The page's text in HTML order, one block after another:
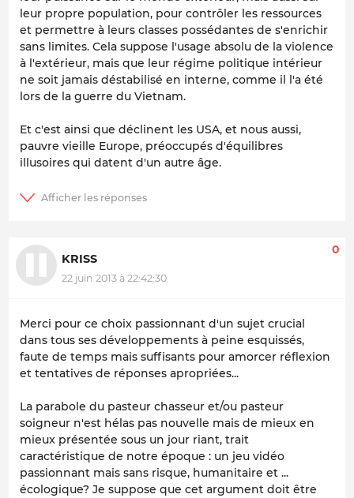
leur propre population, pour contrôler les ressources
et permettre à leurs classes possédantes de s'enrichir
sans limites. Cela suppose l'usage absolu de la violence
à l'extérieur, mais que leur régime politique intérieur
ne soit jamais déstabilisé en interne, comme il l'a été
lors de la guerre du Vietnam.
Et c'est ainsi que déclinent les USA, et nous aussi,
pauvre vieille Europe, préoccupés d'équilibres
illusoires qui datent d'un autre âge.
KRISS
22 juin 2013 à 22:42:30
0
Merci pour ce choix passionnant d'un sujet crucial
dans tous ses développements à peine esquissés,
faute de temps mais suffisants pour amorcer réflexion
et tentatives de réponses apropriées...
La parabole du pasteur chasseur et/ou pasteur
soigneur n'est hélas pas nouvelle mais de mieux en
mieux présentée sous un jour riant, trait
caractéristique de notre époque : un jeu vidéo
passionnant mais sans risque, humanitaire et ...
écologique? Je suppose que cet argument doit être